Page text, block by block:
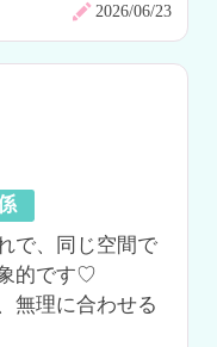
2026/06/23
で、同じ空間で
的です♡
無理に合わせる